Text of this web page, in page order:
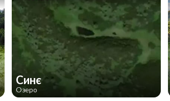
Синє
Озеро